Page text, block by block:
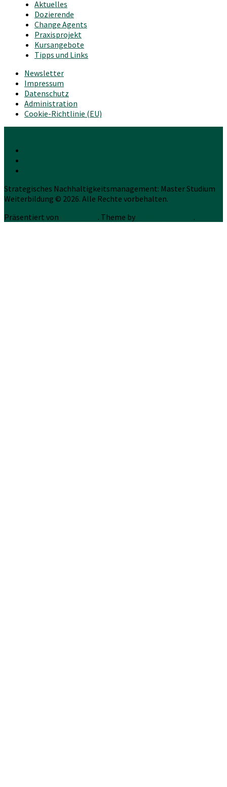
Aktuelles
Dozierende
Change Agents
Praxisprojekt
Kursangebote
Tipps und Links
Newsletter
Impressum
Datenschutz
Administration
Cookie-Richtlinie (EU)
Strategisches Nachhaltigkeitsmanagement: Master Studium
Weiterbildung © 2026. Alle Rechte vorbehalten.
Präsentiert von
. Theme by .